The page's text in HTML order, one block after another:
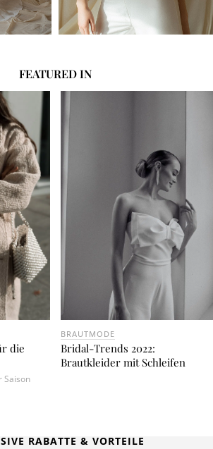
FEATURED IN
die
Saison
BRAUTMODE
Bridal-Trends 2022:
Brautkleider mit Schleifen
RABATTE & VORTEILE